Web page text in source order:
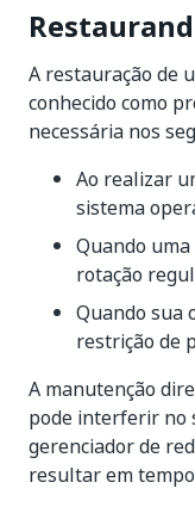
A restauração de
conhecido como
necessária nos
Ao realizar
sistema
Quando
rotação
Quando sua
restrição de
A manutenção
pode interferir no
gerenciador de
resultar em